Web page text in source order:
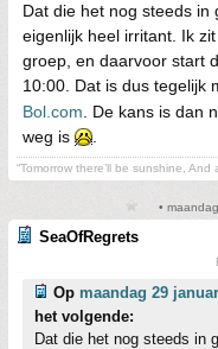
Dat die het nog steeds
eigenlijk heel irritant. Ik
groep, en daarvoor start
10:00. Dat is dus tegelijk
Bol.com . De kans is dan
weg is
“Tomorrow there’ll be sunshine, And
•
SeaOfRegrets
Op maandag 29
het volgende:
Dat die het nog steeds in